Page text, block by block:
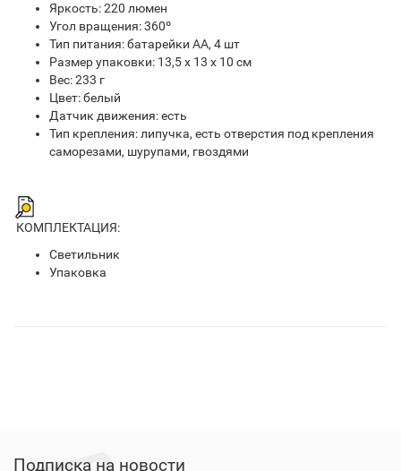
Яркость: 220 люмен
Угол вращения: 360º
Тип питания: батарейки АА, 4 шт
Размер упаковки: 13,5 х 13 х 10 см
Вес: 233 г
Цвет: белый
Датчик движения: есть
Тип крепления: липучка, есть отверстия под крепления
саморезами, шурупами, гвоздями
КОМПЛЕКТАЦИЯ:
Светильник
Упаковка
Подписка на новости